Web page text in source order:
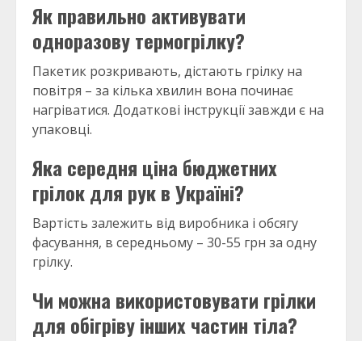
Як правильно активувати
одноразову термогрілку?
Пакетик розкривають, дістають грілку на
повітря – за кілька хвилин вона починає
нагріватися. Додаткові інструкції завжди є на
упаковці.
Яка середня ціна бюджетних
грілок для рук в Україні?
Вартість залежить від виробника і обсягу
фасування, в середньому – 30-55 грн за одну
грілку.
Чи можна використовувати грілки
для обігріву інших частин тіла?